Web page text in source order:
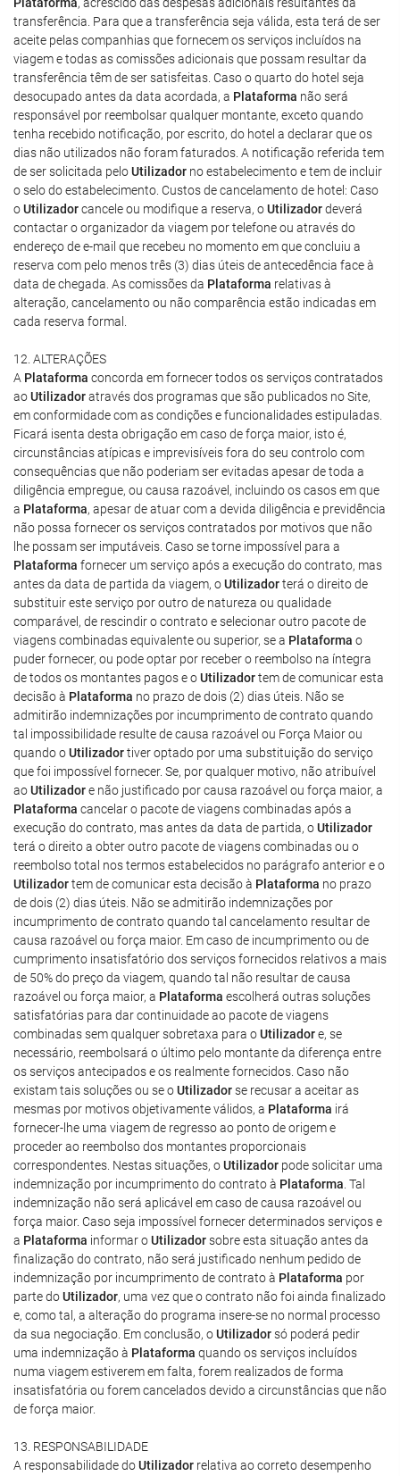
transferência. Para que a transferência seja válida, esta terá de ser
aceite pelas companhias que fornecem os serviços incluídos na
viagem e todas as comissões adicionais que possam resultar da
transferência têm de ser satisfeitas. Caso o quarto do hotel seja
desocupado antes da data acordada, a Plataforma não será
responsável por reembolsar qualquer montante, exceto quando
tenha recebido notificação, por escrito, do hotel a declarar que os
dias não utilizados não foram faturados. A notificação referida tem
de ser solicitada peloUtilizador no estabelecimento e tem de incluir
o selo do estabelecimento. Custos de cancelamento de hotel: Caso
oUtilizadorcancele ou modifique a reserva, oUtilizadordeverá
contactar o organizador da viagem por telefone ou através do
endereço de e-mail que recebeu no momento em que concluiu a
reserva com pelo menos três (3) dias úteis de antecedência face à
data de chegada. As comissões da Plataforma relativas à
alteração, cancelamento ou não comparência estão indicadas em
cada reserva formal.
12. ALTERAÇÕES
A Plataforma concorda em fornecer todos os serviços contratados
aoUtilizadoratravés dos programas que são publicados no Site,
em conformidade com as condições e funcionalidades estipuladas.
Ficará isenta desta obrigação em caso de força maior, isto é,
circunstâncias atípicas e imprevisíveis fora do seu controlo com
consequências que não poderiam ser evitadas apesar de toda a
diligência empregue, ou causa razoável, incluindo os casos em que
a Plataforma, apesar de atuar com a devida diligência e previdência
não possa fornecer os serviços contratados por motivos que não
lhe possam ser imputáveis. Caso se torne impossível para a
Plataforma fornecer um serviço após a execução do contrato, mas
antes da data de partida da viagem, oUtilizadorterá o direito de
substituir este serviço por outro de natureza ou qualidade
comparável, de rescindir o contrato e selecionar outro pacote de
viagens combinadas equivalente ou superior, se a Plataforma o
puder fornecer, ou pode optar por receber o reembolso na íntegra
de todos os montantes pagos e oUtilizadortem de comunicar esta
decisão à Plataforma no prazo de dois (2) dias úteis. Não se
admitirão indemnizações por incumprimento de contrato quando
tal impossibilidade resulte de causa razoável ou Força Maior ou
quando oUtilizadortiver optado por uma substituição do serviço
que foi impossível fornecer. Se, por qualquer motivo, não atribuível
aoUtilizadore não justificado por causa razoável ou força maior, a
Plataforma cancelar o pacote de viagens combinadas após a
execução do contrato, mas antes da data de partida, oUtilizador
terá o direito a obter outro pacote de viagens combinadas ou o
reembolso total nos termos estabelecidos no parágrafo anterior e o
Utilizadortem de comunicar esta decisão à Plataforma no prazo
de dois (2) dias úteis. Não se admitirão indemnizações por
incumprimento de contrato quando tal cancelamento resultar de
causa razoável ou força maior. Em caso de incumprimento ou de
cumprimento insatisfatório dos serviços fornecidos relativos a mais
de 50% do preço da viagem, quando tal não resultar de causa
razoável ou força maior, a Plataforma escolherá outras soluções
satisfatórias para dar continuidade ao pacote de viagens
combinadas sem qualquer sobretaxa para oUtilizadore, se
necessário, reembolsará o último pelo montante da diferença entre
os serviços antecipados e os realmente fornecidos. Caso não
existam tais soluções ou se oUtilizadorse recusar a aceitar as
mesmas por motivos objetivamente válidos, a Plataforma irá
fornecer-lhe uma viagem de regresso ao ponto de origem e
proceder ao reembolso dos montantes proporcionais
correspondentes. Nestas situações, oUtilizador pode solicitar uma
indemnização por incumprimento do contrato à Plataforma . Tal
indemnização não será aplicável em caso de causa razoável ou
força maior. Caso seja impossível fornecer determinados serviços e
a Plataforma informar oUtilizadorsobre esta situação antes da
finalização do contrato, não será justificado nenhum pedido de
indemnização por incumprimento de contrato à Plataforma por
parte doUtilizador, uma vez que o contrato não foi ainda finalizado
e, como tal, a alteração do programa insere-se no normal processo
da sua negociação. Em conclusão, oUtilizadorsó poderá pedir
uma indemnização à Plataforma quando os serviços incluídos
numa viagem estiverem em falta, forem realizados de forma
insatisfatória ou forem cancelados devido a circunstâncias que não
de força maior.
13. RESPONSABILIDADE
A responsabilidade doUtilizador relativa ao correto desempenho